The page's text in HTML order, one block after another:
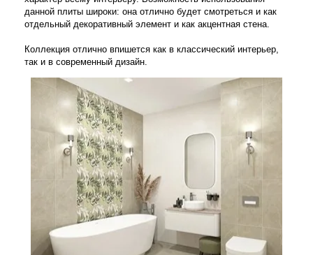
данной плиты широки: она отлично будет смотреться и как
отдельный декоративный элемент и как акцентная стена.
Коллекция отлично впишется как в классический интерьер,
так и в современный дизайн.